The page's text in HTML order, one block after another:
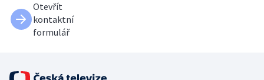
Otevřít
kontaktní
formulář